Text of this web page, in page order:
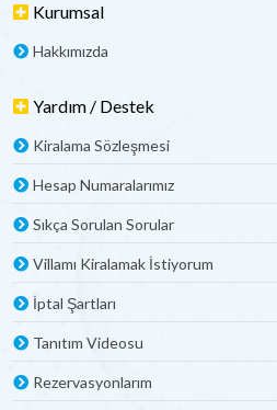
Kurumsal
Hakkımızda
Yardım / Destek
Kiralama Sözleşmesi
Hesap Numaralarımız
Sıkça Sorulan Sorular
Villamı Kiralamak İstiyorum
İptal Şartları
Tanıtım Videosu
Rezervasyonlarım